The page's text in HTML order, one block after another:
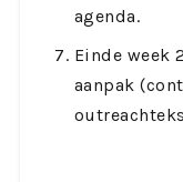
agenda.
Einde week
aanpak